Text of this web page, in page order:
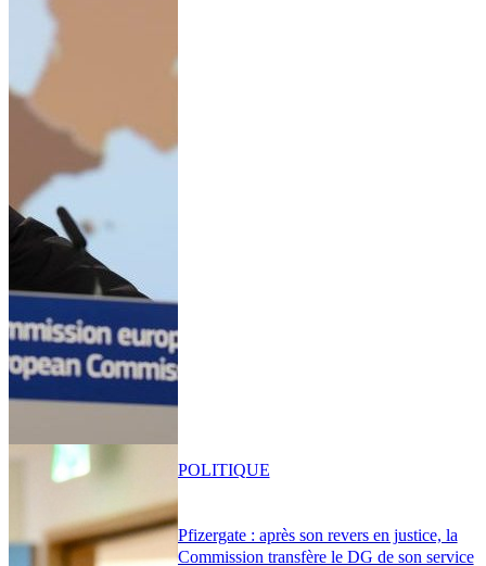
Pfizergate : après son revers en justice, la
Commission transfère le DG de son service
POLITIQUE